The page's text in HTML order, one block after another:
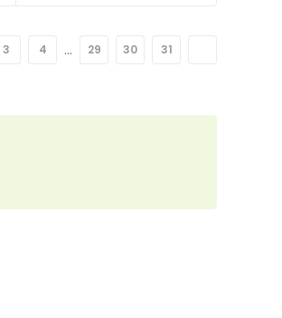
3 4 … 29 30 31